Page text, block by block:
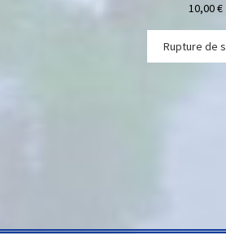
10,00€
Rupture de